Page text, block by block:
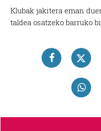
Klubak jakitera eman
taldea osatzeko barruko